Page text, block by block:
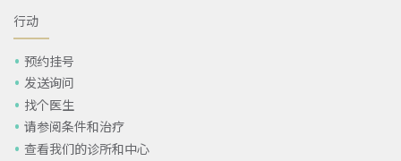
行动
预约挂号
发送询问
找个医生
请参阅条件和治疗
查看我们的诊所和中心